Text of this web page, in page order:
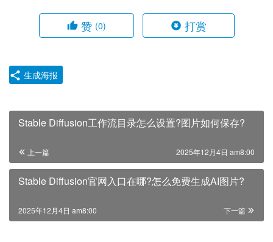
赞 (0) 打赏
生成海报
Stable Diffusion工作流目录怎么设置?图片如何保存?
上一篇 2025年12月4日 am8:00
Stable Diffusion官网入口在哪?怎么免费生成AI图片?
下一篇
2025年12月4日 am8:00